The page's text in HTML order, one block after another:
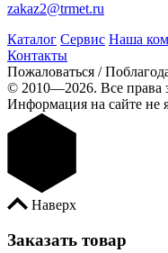
zakaz2@trmet.ru
Каталог Сервис Наша
Контакты
Пожаловаться /
© 2010—2026. Все права
Информация на сайте не
Наверх
Заказать товар